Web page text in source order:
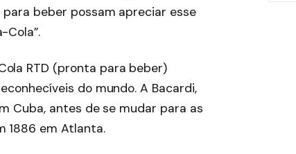
beber possam apreciar esse
Cola”.
RTD (pronta para beber)
do mundo. A Bacardi,
Cuba, antes de se mudar para as
1886 em Atlanta.